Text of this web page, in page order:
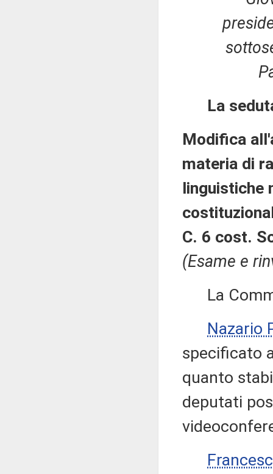
La
Modifica
materia di
linguistiche
C. 6 cost.
(Esame e
La
Nazario
specificato
quanto
deputati